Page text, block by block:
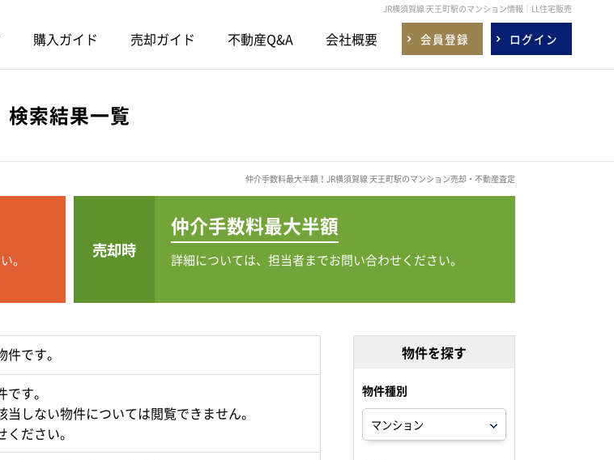
JR横須賀線 天王町駅のマンション情報｜LL住宅販売
購入ガイド 売却ガイド 不動産Q&A 会社概要 会員登録 ログイン
検索結果一覧
仲介手数料最大半額！JR横須賀線 天王町駅のマンション売却・不動産査定
。
売却時
仲介手数料最大半額
詳細については、担当者までお問い合わせください。
です。
す。
しない物件については閲覧できません。
ださい。
物件を探す
物件種別